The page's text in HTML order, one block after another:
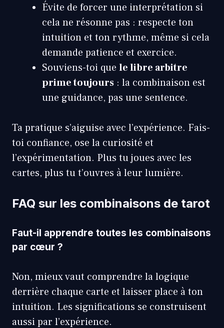
Évite de forcer une interprétation si
cela ne résonne pas : respecte ton
intuition et ton rythme, même si cela
demande patience et exercice.
Souviens-toi que le libre arbitre
prime toujours : la combinaison est
une guidance, pas une sentence.
Ta pratique s’aiguise avec l’expérience. Fais-
toi confiance, ose la curiosité et
l’expérimentation. Plus tu joues avec les
cartes, plus tu t’ouvres à leur lumière.
FAQ sur les combinaisons de tarot
Faut-il apprendre toutes les combinaisons
par cœur ?
Non, mieux vaut comprendre la logique
derrière chaque carte et laisser place à ton
intuition. Les significations se construisent
aussi par l’expérience.